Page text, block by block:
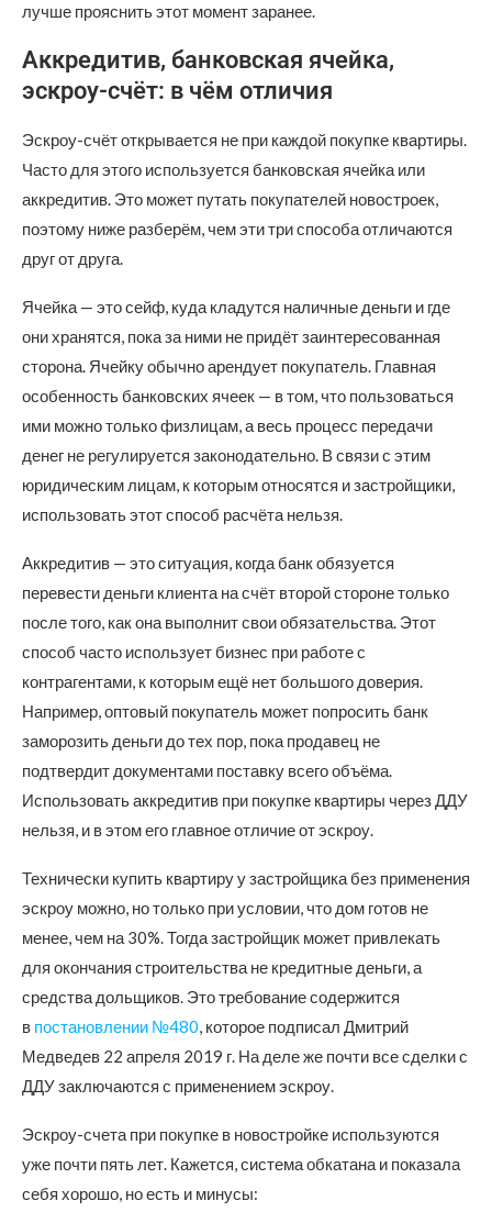
лучше прояснить этот момент заранее.
Аккредитив, банковская ячейка,
эскроу-счёт: в чём отличия
Эскроу-счёт открывается не при каждой покупке квартиры.
Часто для этого используется банковская ячейка или
аккредитив. Это может путать покупателей новостроек,
поэтому ниже разберём, чем эти три способа отличаются
друг от друга.
Ячейка — это сейф, куда кладутся наличные деньги и где
они хранятся, пока за ними не придёт заинтересованная
сторона. Ячейку обычно арендует покупатель. Главная
особенность банковских ячеек — в том, что пользоваться
ими можно только физлицам, а весь процесс передачи
денег не регулируется законодательно. В связи с этим
юридическим лицам, к которым относятся и застройщики,
использовать этот способ расчёта нельзя.
Аккредитив — это ситуация, когда банк обязуется
перевести деньги клиента на счёт второй стороне только
после того, как она выполнит свои обязательства. Этот
способ часто использует бизнес при работе с
контрагентами, к которым ещё нет большого доверия.
Например, оптовый покупатель может попросить банк
заморозить деньги до тех пор, пока продавец не
подтвердит документами поставку всего объёма.
Использовать аккредитив при покупке квартиры через ДДУ
нельзя, и в этом его главное отличие от эскроу.
Технически купить квартиру у застройщика без применения
эскроу можно, но только при условии, что дом готов не
менее, чем на 30%. Тогда застройщик может привлекать
для окончания строительства не кредитные деньги, а
средства дольщиков. Это требование содержится
в постановлении №480, которое подписал Дмитрий
Медведев 22 апреля 2019 г. На деле же почти все сделки с
ДДУ заключаются с применением эскроу.
Эскроу-счета при покупке в новостройке используются
уже почти пять лет. Кажется, система обкатана и показала
себя хорошо, но есть и минусы: